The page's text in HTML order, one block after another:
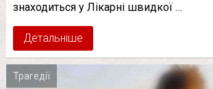
знаходиться у Лікарні швидкої …
Детальніше
Трагедії